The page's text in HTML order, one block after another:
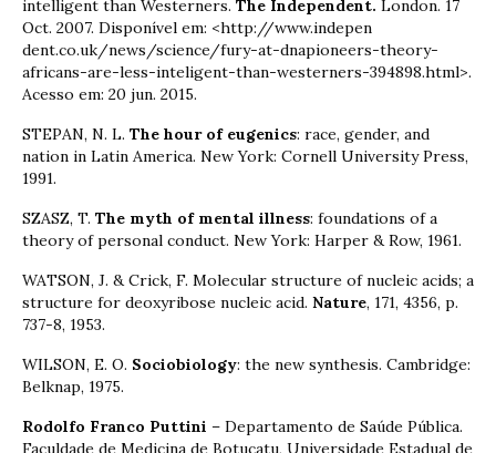
intelligent than Westerners. The Independent. London. 17
Oct. 2007. Disponível em: <http://www.indepen
dent.co.uk/news/science/fury-at-dnapioneers-theory-
africans-are-less-inteligent-than-westerners-394898.html>.
Acesso em: 20 jun. 2015.
STEPAN, N. L. The hour of eugenics: race, gender, and
nation in Latin America. New York: Cornell University Press,
1991.
SZASZ, T. The myth of mental illness: foundations of a
theory of personal conduct. New York: Harper & Row, 1961.
WATSON, J. & Crick, F. Molecular structure of nucleic acids; a
structure for deoxyribose nucleic acid. Nature, 171, 4356, p.
737-8, 1953.
WILSON, E. O. Sociobiology: the new synthesis. Cambridge:
Belknap, 1975.
Rodolfo Franco Puttini – Departamento de Saúde Pública.
Faculdade de Medicina de Botucatu, Universidade Estadual de